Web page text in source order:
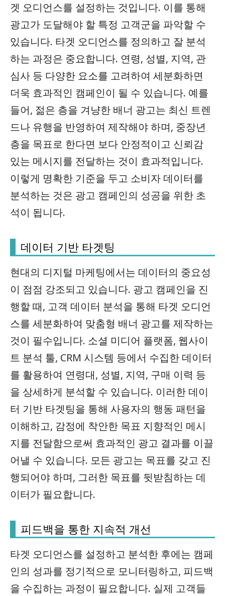
겟 오디언스를 설정하는 것입니다. 이를 통해
광고가 도달해야 할 특정 고객군을 파악할 수
있습니다. 타겟 오디언스를 정의하고 잘 분석
하는 과정은 중요합니다. 연령, 성별, 지역, 관
심사 등 다양한 요소를 고려하여 세분화하면
더욱 효과적인 캠페인이 될 수 있습니다. 예를
들어, 젊은 층을 겨냥한 배너 광고는 최신 트렌
드나 유행을 반영하여 제작해야 하며, 중장년
층을 목표로 한다면 보다 안정적이고 신뢰감
있는 메시지를 전달하는 것이 효과적입니다.
이렇게 명확한 기준을 두고 소비자 데이터를
분석하는 것은 광고 캠페인의 성공을 위한 초
석이 됩니다.
데이터 기반 타겟팅
현대의 디지털 마케팅에서는 데이터의 중요성
이 점점 강조되고 있습니다. 광고 캠페인을 진
행할 때, 고객 데이터 분석을 통해 타겟 오디언
스를 세분화하여 맞춤형 배너 광고를 제작하는
것이 필수입니다. 소셜 미디어 플랫폼, 웹사이
트 분석 툴, CRM 시스템 등에서 수집한 데이터
를 활용하여 연령대, 성별, 지역, 구매 이력 등
을 상세하게 분석할 수 있습니다. 이러한 데이
터 기반 타겟팅을 통해 사용자의 행동 패턴을
이해하고, 감정에 착안한 목표 지향적인 메시
지를 전달함으로써 효과적인 광고 결과를 이끌
어낼 수 있습니다. 모든 광고는 목표를 갖고 진
행되어야 하며, 그러한 목표를 뒷받침하는 데
이터가 필요합니다.
피드백을 통한 지속적 개선
타겟 오디언스를 설정하고 분석한 후에는 캠페
인의 성과를 정기적으로 모니터링하고, 피드백
을 수집하는 과정이 필요합니다. 실제 고객들